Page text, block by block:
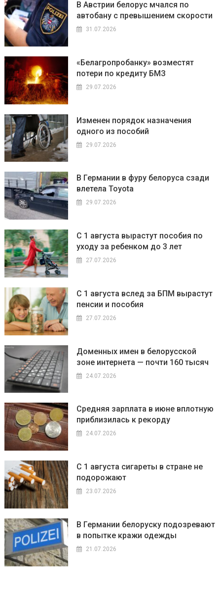
В Австрии белорус мчался по
автобану с превышением скорости
31.07.2026
«Белагропробанку» возместят
потери по кредиту БМЗ
29.07.2026
Изменен порядок назначения
одного из пособий
29.07.2026
В Германии в фуру белоруса сзади
влетела Toyota
29.07.2026
С 1 августа вырастут пособия по
уходу за ребенком до 3 лет
27.07.2026
С 1 августа вслед за БПМ вырастут
пенсии и пособия
27.07.2026
Доменных имен в белорусской
зоне интернета — почти 160 тысяч
24.07.2026
Средняя зарплата в июне вплотную
приблизилась к рекорду
24.07.2026
С 1 августа сигареты в стране не
подорожают
23.07.2026
В Германии белоруску подозревают
в попытке кражи одежды
21.07.2026